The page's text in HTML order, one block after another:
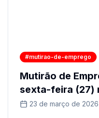
#mutirao-de-emprego
Mutirão de
sexta-feira (27)
23 de março de 2026